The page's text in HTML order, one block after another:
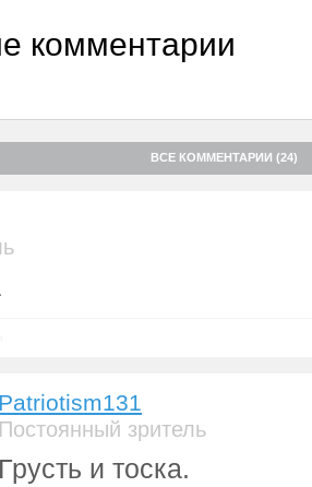
комментарии
ВСЕ КОММЕНТАРИИ (24)
Patriotism131
Постоянный зритель
Грусть и тоска.